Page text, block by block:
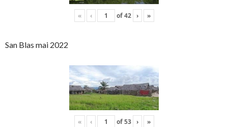
« ‹ of42 › »
San Blas mai 2022
« ‹ of53 › »